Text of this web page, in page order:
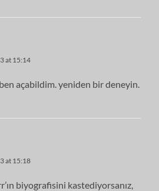
at 15:14
açabildim. yeniden bir deneyin.
at 15:18
biyografisini kastediyorsanız,